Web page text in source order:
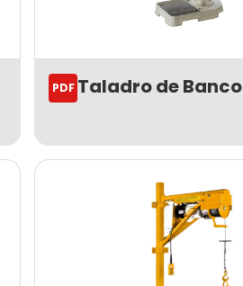
PDF Taladro de Banco